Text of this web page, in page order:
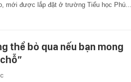
mới được lắp đặt ở trường Tiểu học Phú…
thể bỏ qua nếu bạn mong